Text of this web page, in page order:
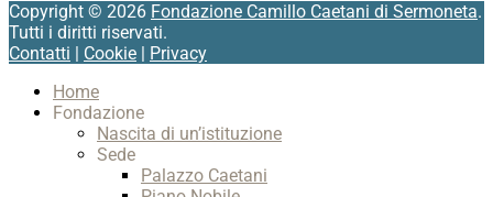
Copyright © 2026 Fondazione Camillo Caetani di Sermoneta.
Tutti i diritti riservati.
Contatti
Cookie
Privacy
Home
Fondazione
Nascita di un’istituzione
Sede
Palazzo Caetani